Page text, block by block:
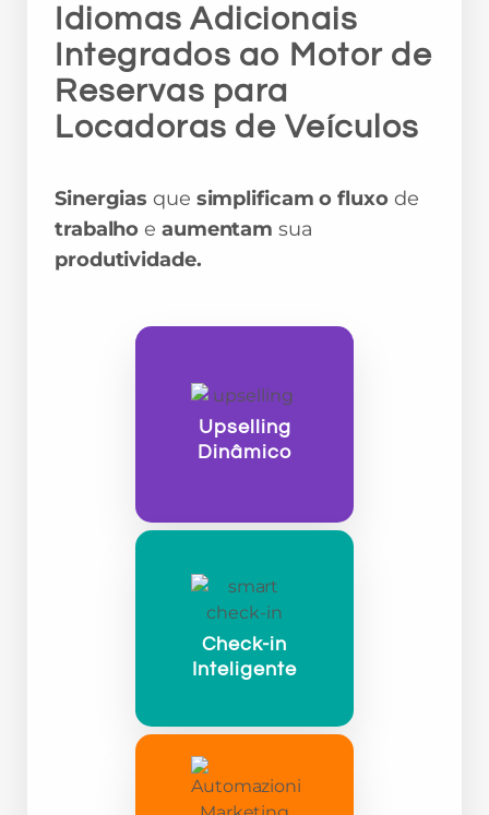
Upselling
Dinâmico
Check-in
Inteligente
Idiomas Adicionais
Integrados ao Motor de
Reservas para
Locadoras de Veículos
Sinergias que simplificam o fluxo de
trabalho e aumentamsua
produtividade.